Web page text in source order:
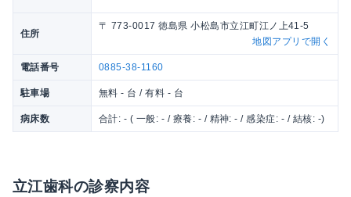
住所
〒 773-0017 徳島県 小松島市立江町江ノ上41-5
地図アプリで開く
電話番号 0885-38-1160
駐車場 無料 - 台 / 有料 - 台
病床数 合計: - ( 一般: - / 療養: - / 精神: - / 感染症: - / 結核: -)
立江歯科の診察内容